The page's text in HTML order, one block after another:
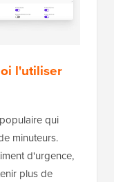
l'utiliser
qui
minuteurs.
d'urgence,
plus de